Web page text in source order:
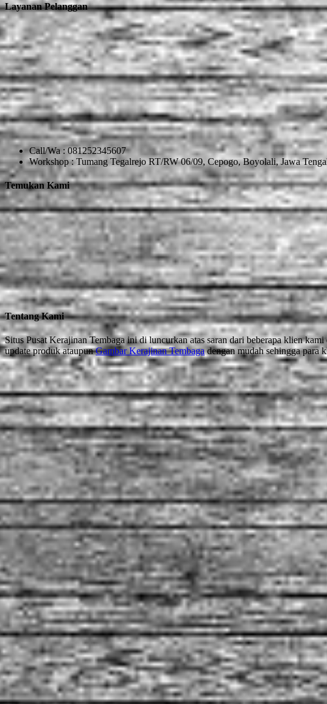
Layanan Pelanggan
Call/Wa : 081252345607
Workshop : Tumang Tegalrejo RT/RW 06/09, Cepogo, Boyolali, Jawa
Temukan Kami
Tentang Kami
Situs Pusat Kerajinan Tembaga ini di luncurkan atas saran dari beberapa klien
update produk ataupunGambar Kerajinan Tembagadengan mudah sehingga para